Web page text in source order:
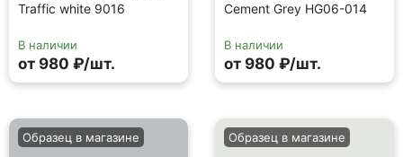
Traffic white 9016
В наличии
от 980 ₽/шт.
Cement Grey HG06-014
В наличии
от 980 ₽/шт.
Образец в магазине Образец в магазине